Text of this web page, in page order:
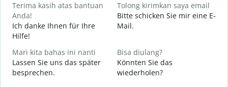
Terima kasih atas bantuan
Anda!
Ich danke Ihnen für Ihre
Hilfe!
Tolong kirimkan saya email
Bitte schicken Sie mir eine E-
Mail.
Mari kita bahas ini nanti
Lassen Sie uns das später
besprechen.
Bisa diulang?
Könnten Sie das
wiederholen?